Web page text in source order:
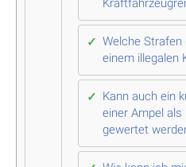
Welche Strafen
einem illegalen
Kann auch ein
einer Ampel als
gewertet